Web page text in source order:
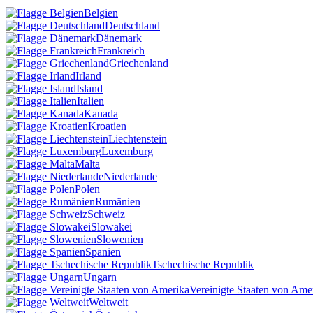
Belgien
Deutschland
Dänemark
Frankreich
Griechenland
Irland
Island
Italien
Kanada
Kroatien
Liechtenstein
Luxemburg
Malta
Niederlande
Polen
Rumänien
Schweiz
Slowakei
Slowenien
Spanien
Tschechische Republik
Ungarn
Vereinigte Staaten von
Weltweit